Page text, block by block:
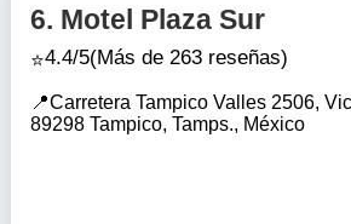
6. Motel Plaza Sur
4.4/5(Más de 263 reseñas)
Carretera Tampico Valles 2506,
89298 Tampico, Tamps., México